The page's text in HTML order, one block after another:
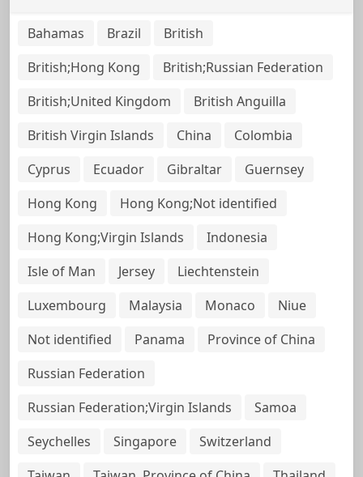
Bahamas Brazil
British
British;Hong Kong
British;Russian Federation
British;United Kingdom
British Anguilla
British Virgin Islands
China
Colombia
Cyprus
Ecuador Gibraltar
Guernsey
Hong Kong
Hong Kong;Not identified
Hong Kong;Virgin Islands
Indonesia
Isle of Man
Jersey
Liechtenstein
Luxembourg
Malaysia Monaco
Niue
Not identified
Panama
Province of China
Russian Federation
Russian Federation;Virgin Islands
Samoa
Seychelles
Singapore
Switzerland